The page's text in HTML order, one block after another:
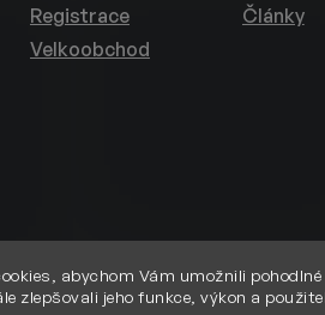
abychom Vám umožnili
zlepšovali jeho funkce, výkon a
Registrace
Velkoobchod
Články